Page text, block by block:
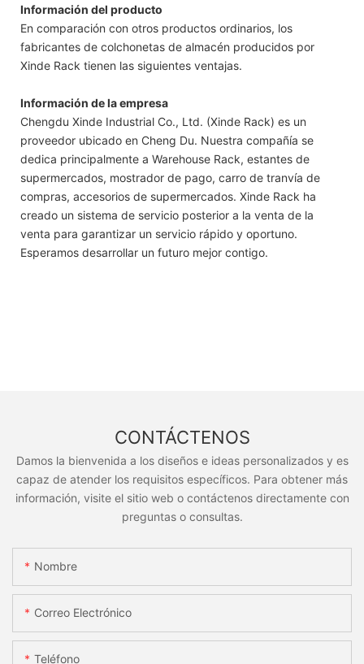
Información del producto
En comparación con otros productos ordinarios, los
fabricantes de colchonetas de almacén producidos por
Xinde Rack tienen las siguientes ventajas.
Información de la empresa
Chengdu Xinde Industrial Co., Ltd. (Xinde Rack) es un
proveedor ubicado en Cheng Du. Nuestra compañía se
dedica principalmente a Warehouse Rack, estantes de
supermercados, mostrador de pago, carro de tranvía de
compras, accesorios de supermercados. Xinde Rack ha
creado un sistema de servicio posterior a la venta de la
venta para garantizar un servicio rápido y oportuno.
Esperamos desarrollar un futuro mejor contigo.
CONTÁCTENOS
Damos la bienvenida a los diseños e ideas personalizados y es
capaz de atender los requisitos específicos. Para obtener más
información, visite el sitio web o contáctenos directamente con
preguntas o consultas.
Nombre
Correo Electrónico
Teléfono